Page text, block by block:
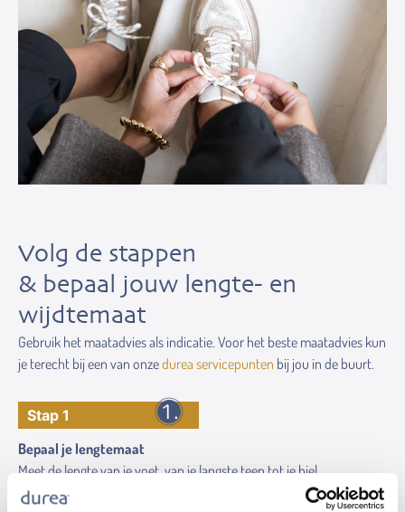
Volg de stappen
& bepaal jouw lengte- en
wijdtemaat
Gebruik het maatadvies als indicatie. Voor het beste maatadvies kun
je terecht bij een van onzedurea servicepunten bij jou in de buurt.
Stap 1
Bepaal je lengtemaat
Meet de lengte van je voet, van je langste teen tot je hiel.